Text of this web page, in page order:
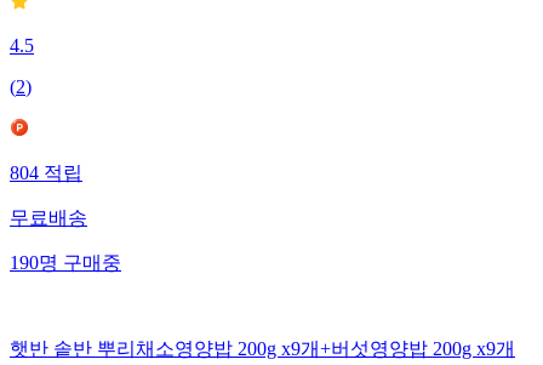
4.5
(2)
804적립
무료배송
190명구매중
햇반 솥반 뿌리채소영양밥 200g x9개+버섯영양밥 200g x9개